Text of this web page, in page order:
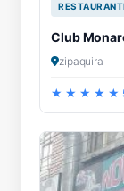
Club
zipaquira